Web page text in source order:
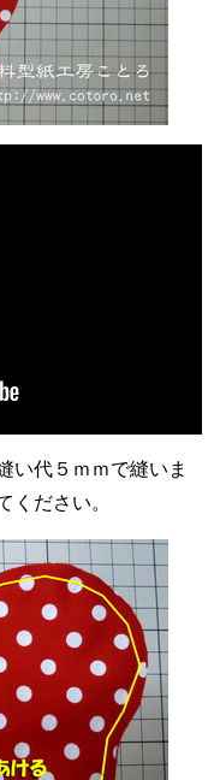
い代５ｍｍで縫いま
ください。